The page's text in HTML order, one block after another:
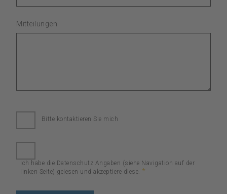
Mitteilungen
Bitte kontaktieren Sie mich
Ich habe die Datenschutz Angaben (siehe Navigation auf der
linken Seite) gelesen und akzeptiere diese. *